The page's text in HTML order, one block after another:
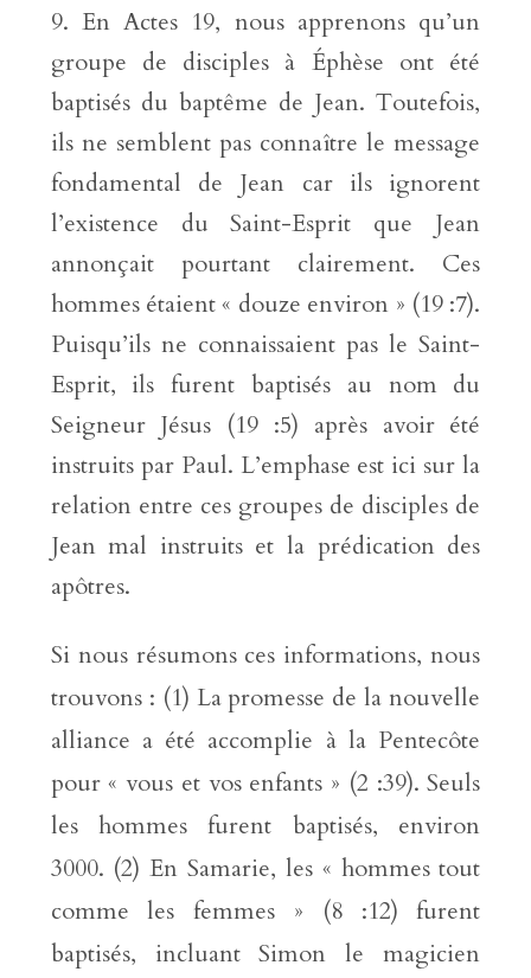
En Actes 19, nous apprenons qu’un
groupe de disciples à Éphèse ont été
baptisés du baptême de Jean. Toutefois,
ils ne semblent pas connaître le message
fondamental de Jean car ils ignorent
l’existence du Saint-Esprit que Jean
annonçait pourtant clairement. Ces
hommes étaient « douze environ » (19 :7).
Puisqu’ils ne connaissaient pas le Saint-
Esprit, ils furent baptisés au nom du
Seigneur Jésus (19 :5) après avoir été
instruits par Paul. L’emphase est ici sur la
relation entre ces groupes de disciples de
Jean mal instruits et la prédication des
apôtres.
Si nous résumons ces informations, nous
trouvons : (1) La promesse de la nouvelle
alliance a été accomplie à la Pentecôte
pour « vous et vos enfants » (2 :39). Seuls
les hommes furent baptisés, environ
3000. (2) En Samarie, les « hommes tout
comme les femmes » (8 :12) furent
baptisés, incluant Simon le magicien